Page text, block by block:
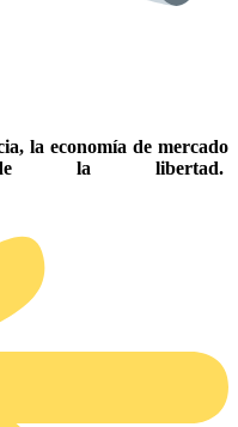
la economía de mercado
la libertad.